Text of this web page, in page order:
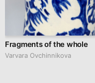
Fragments of the whole
Varvara Ovchinnikova